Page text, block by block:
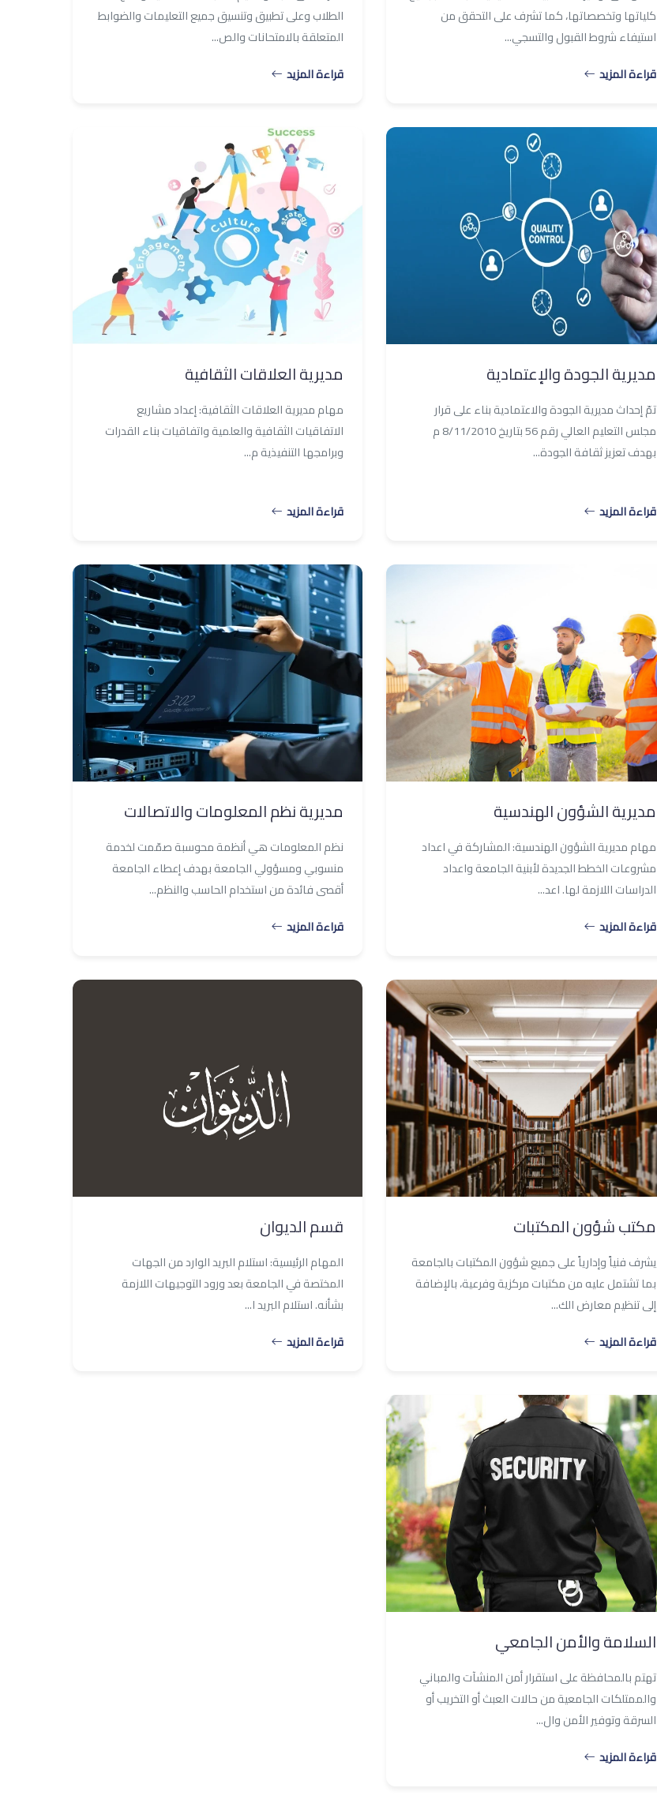
كلياتها وتخصصاتها، كما تشرف على التحقق من
استيفاء شروط القبول والتسجي...
قراءة المزيد
الطلاب وعلى تطبيق وتنسيق جميع التعليمات والضوابط
المتعلقة بالامتحانات والص...
قراءة المزيد
مديرية الجودة والإعتمادية
تمّ إحداث مديرية الجودة والاعتمادية بناء على قرار
مجلس التعليم العالي رقم 56 بتاريخ 8/11/2010 م
بهدف تعزيز ثقافة الجودة...
قراءة المزيد
مديرية العلاقات الثقافية
مهام مديرية العلاقات الثقافية: إعداد مشاريع
الاتفاقيات الثقافية والعلمية واتفاقيات بناء القدرات
وبرامجها التنفيذية م...
قراءة المزيد
مديرية الشؤون الهندسية
مهام مديرية الشؤون الهندسية: المشاركة في اعداد
مشروعات الخطط الجديدة لأبنية الجامعة واعداد
الدراسات اللازمة لها. اعد...
قراءة المزيد
مديرية نظم المعلومات والاتصالات
نظم المعلومات هي أنظمة محوسبة صمّمت لخدمة
منسوبي ومسؤولي الجامعة بهدف إعطاء الجامعة
أقصى فائدة من استخدام الحاسب والنظم...
قراءة المزيد
مكتب شؤون المكتبات
يشرف فنياً وإدارياً على جميع شؤون المكتبات بالجامعة
بما تشتمل عليه من مكتبات مركزية وفرعية، بالإضافة
إلى تنظيم معارض الك...
قراءة المزيد
قسم الديوان
المهام الرئيسية: استلام البريد الوارد من الجهات
المختصة في الجامعة بعد ورود التوجيهات اللازمة
بشأنه. استلام البريد ا...
قراءة المزيد
السلامة والأمن الجامعي
تهتم بالمحافظة على استقرار أمن المنشآت والمباني
والممتلكات الجامعية من حالات العبث أو التخريب أو
السرقة وتوفير الأمن وال...
قراءة المزيد